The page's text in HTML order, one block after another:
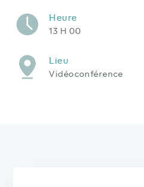
Heure
13 H 00
Lieu
Vidéoconférence